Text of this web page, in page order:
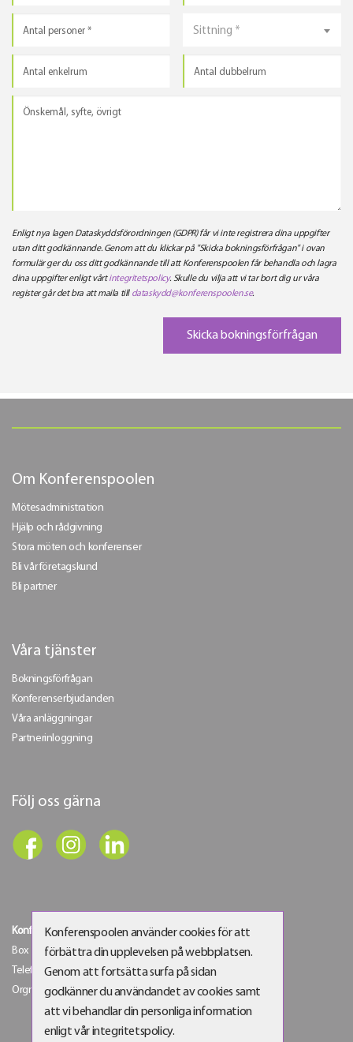
Konferenspoolen använder cookies för att
förbättra din upplevelsen på webbplatsen.
Genom att fortsätta surfa på sidan
godkänner du användandet av cookies samt
att vi behandlar din personliga information
enligt vår integritetspolicy.
Sittning *
Enligt nya lagen Dataskyddsförordningen (GDPR) får vi inte registrera dina uppgifter
utan ditt godkännande. Genom att du klickar på "Skicka bokningsförfrågan" i ovan
formulär ger du oss ditt godkännande till att Konferenspoolen får behandla och lagra
dina uppgifter enligt vårtintegritetspolicy. Skulle du vilja att vi tar bort dig ur våra
register går det bra att maila till dataskydd@konferenspoolen.se.
Om Konferenspoolen
Mötesadministration
Hjälp och rådgivning
Stora möten och konferenser
Bli vår företagskund
Bli partner
Våra tjänster
Bokningsförfrågan
Konferenserbjudanden
Våra anläggningar
Partnerinloggning
Följ oss gärna
Konferenspoolen Sverige AB
Box 145 | 125 30 Älvsjö | Besöksadress: Älvsjö gårdsväg 6
Telefon:08-21 61 00 | E-post:info@konferenspoolen.se
Orgnr: 556538-4129